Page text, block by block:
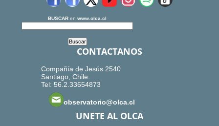
BUSCAR en www.olca.cl
CONTACTANOS
Compañía de Jesús 2540
Santiago, Chile.
Tel: 56.2.33654873
observatorio@olca.cl
UNETE AL OLCA